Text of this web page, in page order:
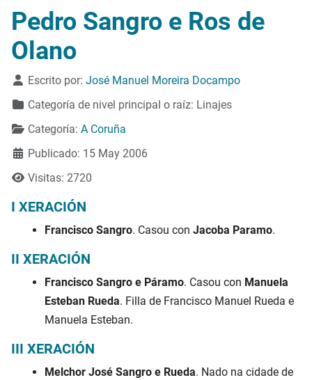
Pedro Sangro e Ros de
Olano
Detalles
Escrito por: José Manuel Moreira Docampo
Categoría de nivel principal o raíz: Linajes
Categoría: A Coruña
Publicado: 15 May 2006
Visitas: 2720
I XERACIÓN
Francisco Sangro. Casou con Jacoba Paramo.
II XERACIÓN
Francisco Sangro e Páramo. Casou con Manuela
Esteban Rueda. Filla de Francisco Manuel Rueda e
Manuela Esteban.
III XERACIÓN
Melchor José Sangro e Rueda. Nado na cidade de